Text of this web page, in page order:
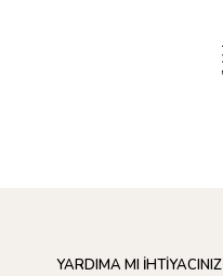
YARDIMA MI İHTİYACINIZ